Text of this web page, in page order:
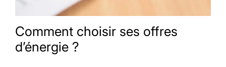
Comment choisir ses offres
d’énergie ?